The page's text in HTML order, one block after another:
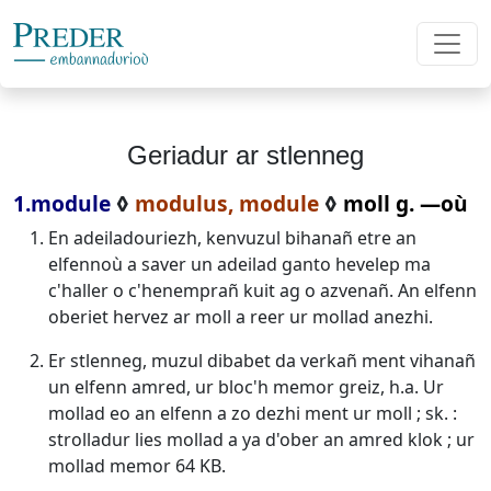
Geriadur ar stlenneg
1.module ◊ modulus, module ◊ moll g. ―où
En adeiladouriezh, kenvuzul bihanañ etre an
elfennoù a saver un adeilad ganto hevelep ma
c'haller o c'henemprañ kuit ag o azvenañ. An elfenn
oberiet hervez ar moll a reer ur mollad anezhi.
Er stlenneg, muzul dibabet da verkañ ment vihanañ
un elfenn amred, ur bloc'h memor greiz, h.a. Ur
mollad eo an elfenn a zo dezhi ment ur moll ; sk. :
strolladur lies mollad a ya d'ober an amred klok ; ur
mollad memor 64 KB.